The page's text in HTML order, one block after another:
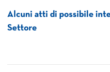
Alcuni atti di possibile
Settore